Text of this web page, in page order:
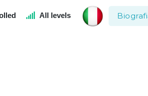
All levels